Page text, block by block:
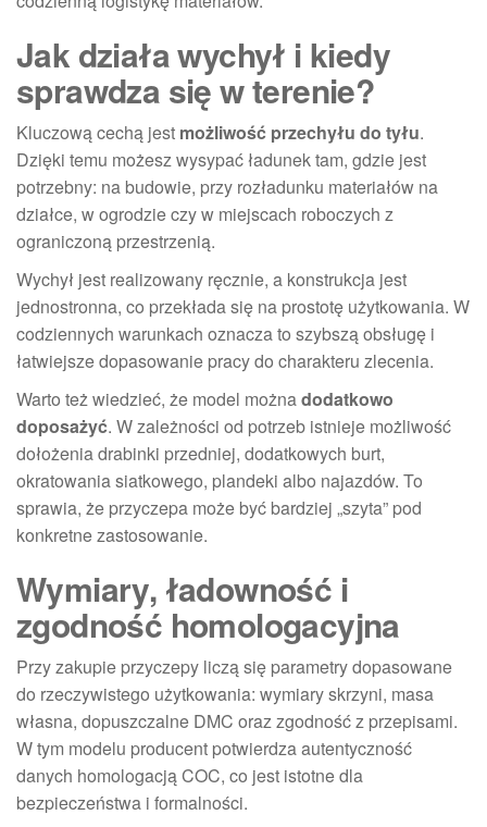
Jak działa wychył i kiedy
sprawdza się w terenie?
Kluczową cechą jest możliwość przechyłu do tyłu.
Dzięki temu możesz wysypać ładunek tam, gdzie jest
potrzebny: na budowie, przy rozładunku materiałów na
działce, w ogrodzie czy w miejscach roboczych z
ograniczoną przestrzenią.
Wychył jest realizowany ręcznie, a konstrukcja jest
jednostronna, co przekłada się na prostotę użytkowania. W
codziennych warunkach oznacza to szybszą obsługę i
łatwiejsze dopasowanie pracy do charakteru zlecenia.
Warto też wiedzieć, że model możnadodatkowo
doposażyć. W zależności od potrzeb istnieje możliwość
dołożenia drabinki przedniej, dodatkowych burt,
okratowania siatkowego, plandeki albo najazdów. To
sprawia, że przyczepa może być bardziej „szyta” pod
konkretne zastosowanie.
Wymiary, ładowność i
zgodność homologacyjna
Przy zakupie przyczepy liczą się parametry dopasowane
do rzeczywistego użytkowania: wymiary skrzyni, masa
własna, dopuszczalne DMC oraz zgodność z przepisami.
W tym modelu producent potwierdza autentyczność
danych homologacją COC, co jest istotne dla
bezpieczeństwa i formalności.